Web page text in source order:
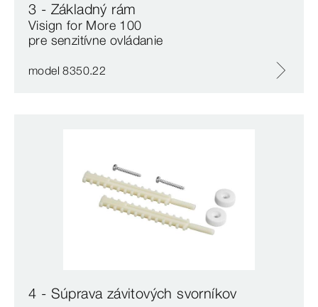
3 - Základný rám
Visign for More 100
pre senzitívne ovládanie
model 8350.22
4 - Súprava závitových svorníkov